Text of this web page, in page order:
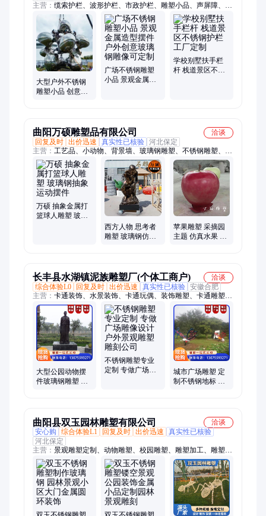
主营： 缆索护栏、波形护栏、市政护栏、雕塑小品、声屏障、桥
梁护栏、花箱
大型户外不锈钢
雕塑小品 创意金
广场不锈钢雕塑
小品 景观金属造
学校别墅扶手栏
杆 栈道景区不锈
曲阳万硕雕塑品有限公司
洽谈
回复及时 出价迅速 真实性已核验 河北保定
主营： 工艺品、小动物、背景墙、玻璃钢雕塑、不锈钢雕塑、龙
雕塑、铜雕塑、人雕塑、kaws雕塑、广场雕塑、瓶子雕塑、人物
雕塑、雕塑树脂、卡通雕塑、动物雕塑、校园雕塑、抽象雕塑、
果蔬雕塑、户外园林、商场活动、雕刻人像
万硕 抽象金属打
篮球人雕塑 玻璃
西方人物 思考者
雕塑 玻璃钢仿铜
苹果雕塑 采摘园
主题 仿真水果 水
长丰县水湖镇泥族雕塑厂(个体工商户)
洽谈
综合体验L0
回复及时 出价迅速 真实性已核验 安徽合肥
主营： 卡通装饰、水景装饰、卡通玩偶、装饰雕塑、卡通雕塑、
景观雕塑、玻璃钢道具、不锈钢雕塑、玻璃钢雕塑、玻璃钢大型
雕塑、玻璃钢铸铜雕塑、广场玻璃钢摆件、雕塑生产制造厂家、
雕塑设计、雕塑艺术作品加工、不锈钢雕塑厂、泡沫雕塑、人物
肖像雕塑、铸铜雕塑、水晶雕塑、透明雕塑、玻璃钢道具厂、大
型不锈钢雕塑、铜雕塑铸造、水泥假山
大型公园动物摆
件玻璃钢雕塑 电
不锈钢雕塑专业
定制 专做广场雕
城市广场雕塑 定
制不锈钢地标 户
曲阳县双玉园林雕塑有限公司
洽谈
安心购
综合体验L1 回复及时 出价迅速
真实性已核验
河北保定
主营： 景观雕塑定制、动物雕塑、校园雕塑、雕塑加工、雕塑安
装、不锈钢雕塑、玻璃钢雕塑、不锈钢动物雕塑、城市景观雕塑